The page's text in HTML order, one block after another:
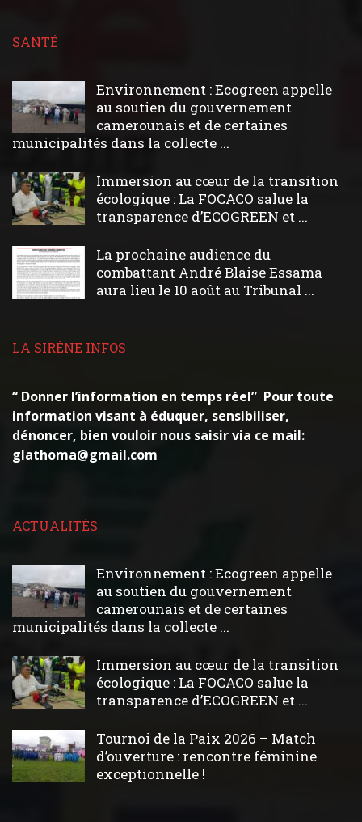
SANTÉ
Environnement : Ecogreen appelle
au soutien du gouvernement
camerounais et de certaines
municipalités dans la collecte ...
Immersion au cœur de la transition
écologique : La FOCACO salue la
transparence d’ECOGREEN et ...
La prochaine audience du
combattant André Blaise Essama
aura lieu le 10 août au Tribunal ...
LA SIRÈNE INFOS
“ Donner l’information en temps réel” Pour toute
information visant à éduquer, sensibiliser,
dénoncer, bien vouloir nous saisir via ce mail:
glathoma@gmail.com
ACTUALITÉS
Environnement : Ecogreen appelle
au soutien du gouvernement
camerounais et de certaines
municipalités dans la collecte ...
Immersion au cœur de la transition
écologique : La FOCACO salue la
transparence d’ECOGREEN et ...
Tournoi de la Paix 2026 – Match
d’ouverture : rencontre féminine
exceptionnelle !